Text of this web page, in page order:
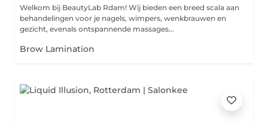
Welkom bij BeautyLab Rdam! Wij bieden een breed scala aan
behandelingen voor je nagels, wimpers, wenkbrauwen en
gezicht, evenals ontspannende massages...
Brow Lamination